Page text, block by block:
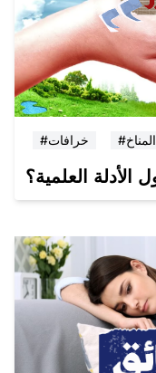
#خرافات
الأدلة العلمية؟